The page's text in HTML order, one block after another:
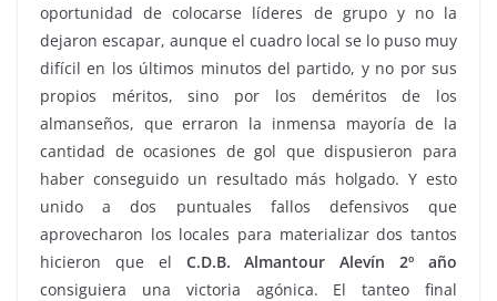
oportunidad de colocarse líderes de grupo y no la
dejaron escapar, aunque el cuadro local se lo puso muy
difícil en los últimos minutos del partido, y no por sus
propios méritos, sino por los deméritos de los
almanseños, que erraron la inmensa mayoría de la
cantidad de ocasiones de gol que dispusieron para
haber conseguido un resultado más holgado. Y esto
unido a dos puntuales fallos defensivos que
aprovecharon los locales para materializar dos tantos
hicieron que el C.D.B. Almantour Alevín 2º año
consiguiera una victoria agónica. El tanteo final